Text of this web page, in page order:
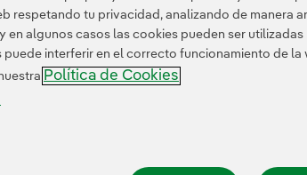
Transparencia en el uso de la IA
respetando tu privacidad, analizando de manera
en algunos casos las cookies pueden ser
interferir en el correcto funcionamiento de
Política de Cookies